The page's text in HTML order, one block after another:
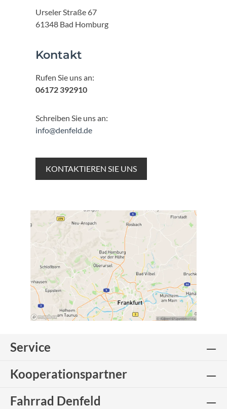
Urseler Straße 67
61348 Bad Homburg
Kontakt
Rufen Sie uns an:
06172 392910
Schreiben Sie uns an:
info@denfeld.de
KONTAKTIEREN SIE UNS
Service
Kooperationspartner
Fahrrad Denfeld